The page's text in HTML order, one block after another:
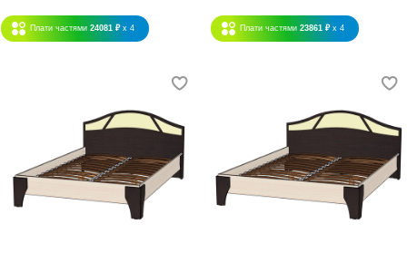
Плати частями 24081 ₽ x 4 Плати частями 23861 ₽ x 4